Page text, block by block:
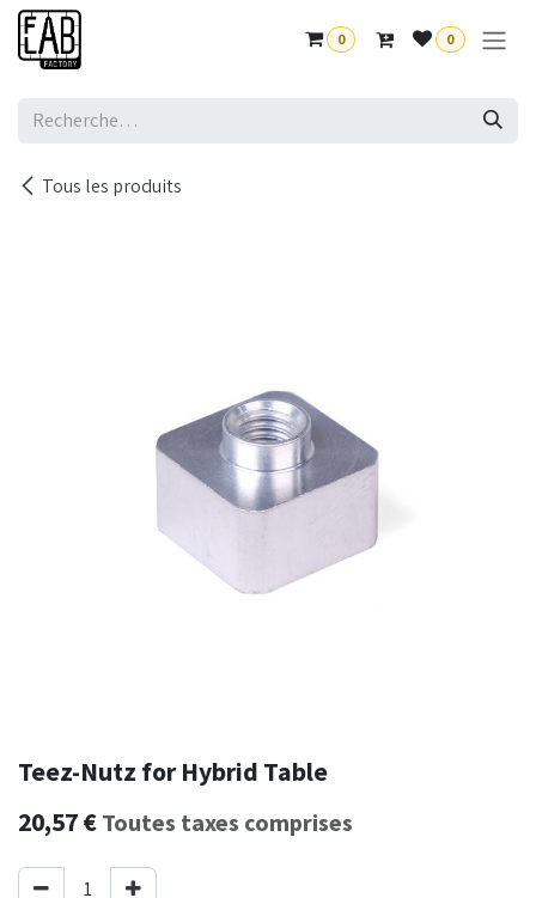
Se rendre au contenu
0 0
Tous les produits
Teez-Nutz for Hybrid Table
20,57€ Toutes taxes comprises